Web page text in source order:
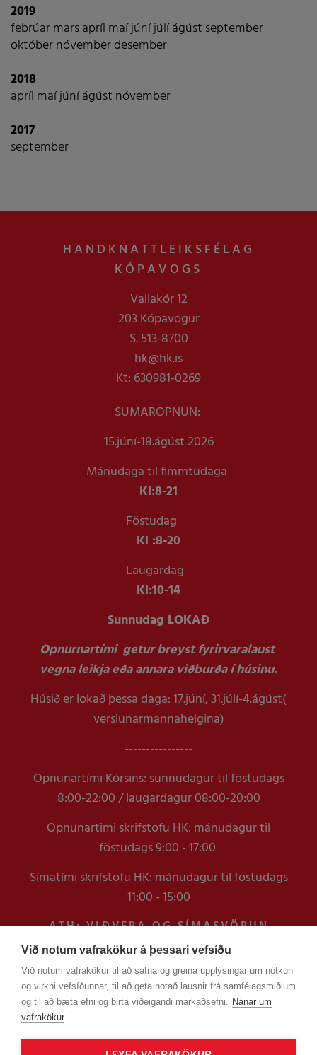
Við notum vafrakökur á þessari vefsíðu
Við notum vafrakökur til að safna og greina upplýsingar um notkun
og virkni vefsíðunnar, til að geta notað lausnir frá samfélagsmiðlum
og til að bæta efni og birta viðeigandi markaðsefni. Nánar um
vafrakökur
2019
febrúarmarsapríl maíjúníjúlíágúst september
októbernóvemberdesember
2018
apríl maíjúníágúst nóvember
2017
september
HANDKNATTLEIKSFÉLAG
KÓPAVOGS
Vallakór 12
203 Kópavogur
S. 513-8700
hk@hk.is
Kt: 630981-0269
SUMAROPNUN:
15.júní-18.ágúst 2026
Mánudaga til fimmtudaga
Kl:8-21
Föstudag
Kl :8-20
Laugardag
Kl:10-14
Sunnudag LOKAÐ
Opnurnartími getur breyst fyrirvaralaust
vegna leikja eða annara viðburða í húsinu.
Húsið er lokað þessa daga: 17.júní, 31.júlí-4.ágúst(
verslunarmannahelgina)
----------------
Opnunartími Kórsins: sunnudagur til föstudags
8:00-22:00 / laugardagur 08:00-20:00
Opnunartimi skrifstofu HK: mánudagur til
föstudags 9:00 - 17:00
Símatími skrifstofu HK: mánudagur til föstudags
11:00 - 15:00
ATH: VIÐVERA OG SÍMASVÖRUN
VERÐUR TAKMÖRKUÐ Á
SKRIFSTOFUNNI FRAM YFIR
VERSLUNARMANNHELGI
EN ERINDUM SEM KOMA Í GEGNUM
TÖLVUPÓSTA VERÐUR SVARAÐ